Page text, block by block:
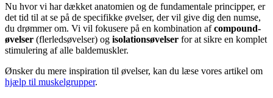
Nu hvor vi har dækket anatomien og de fundamentale principper, er
det tid til at se på de specifikke øvelser, der vil give dig den numse,
du drømmer om. Vi vil fokusere på en kombination afcompound-
øvelser (flerledsøvelser) og isolationsøvelser for at sikre en komplet
stimulering af alle baldemuskler.
Ønsker du mere inspiration til øvelser, kan du læse vores artikel om
hjælp til muskelgrupper.